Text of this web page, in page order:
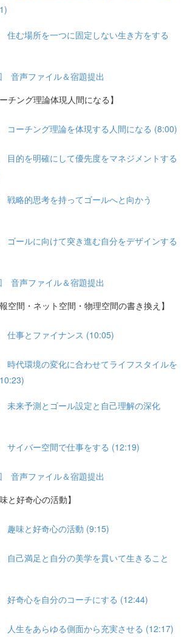
住む場所を一つに固定しない生き方をする
音声ファイル＆宿題提出
ング理論体現人間になる】
コーチング理論を体現する人間になる (8:00)
目的を明確にして優先度をマネジメントする
戦略的思考を持ってゴールへと向かう
ゴールに向けて突き進む自分をデザインする
音声ファイル＆宿題提出
間・ネット空間・物理空間の書き換え】
仕事とファイナンス (10:05)
時代環境の変化に合わせてライフスタイルを
未来予測とゴール設定と自己理解の深化
サイバー空間で仕事をする (12:19)
音声ファイル＆宿題提出
好奇心の活動】
趣味と好奇心の活動 (9:15)
自己満足と自分の美学を貫いて生きること
好奇心を自分のコーチにする (12:44)
人生をあらゆる側面から充実させる (12:17)